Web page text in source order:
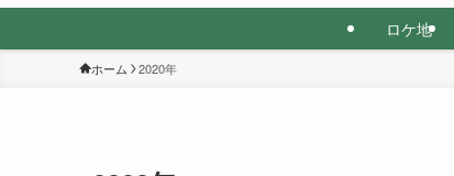
ロケ地
ホーム 2020年